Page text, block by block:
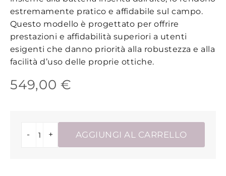
estremamente pratico e affidabile sul campo.
Questo modello è progettato per offrire
prestazioni e affidabilità superiori a utenti
esigenti che danno priorità alla robustezza e alla
facilità d’uso delle proprie ottiche.
549,00 €
+
- AGGIUNGI AL CARRELLO